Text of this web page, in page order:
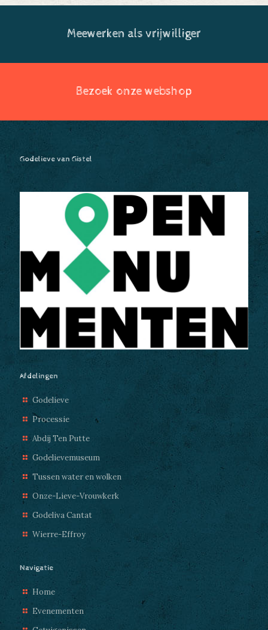
Meewerken als vrijwilliger
Bezoek onze webshop
Godelieve van Gistel
Afdelingen
Godelieve
Processie
Abdij Ten Putte
Godelievemuseum
Tussen water en wolken
Onze-Lieve-Vrouwkerk
Godeliva Cantat
Wierre-Effroy
Navigatie
Home
Evenementen